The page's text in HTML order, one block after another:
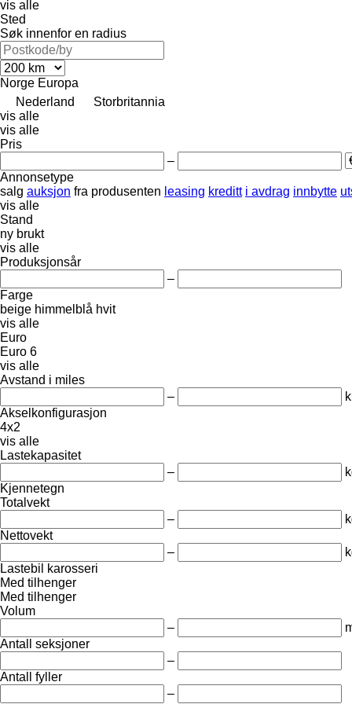
vis alle
Sted
Søk innenfor en radius
Norge Europa
Nederland
Storbritannia
vis alle
vis alle
Pris
–
Annonsetype
salg auksjon fra produsenten leasing kreditt i avdrag innbytte
vis alle
Stand
ny brukt
vis alle
Produksjonsår
–
Farge
beige himmelblå hvit
vis alle
Euro
Euro 6
vis alle
Avstand i miles
–
Akselkonfigurasjon
4x2
vis alle
Lastekapasitet
–
Kjennetegn
Totalvekt
–
Nettovekt
–
Lastebil karosseri
Med tilhenger
Med tilhenger
Volum
–
Antall seksjoner
–
Antall fyller
–